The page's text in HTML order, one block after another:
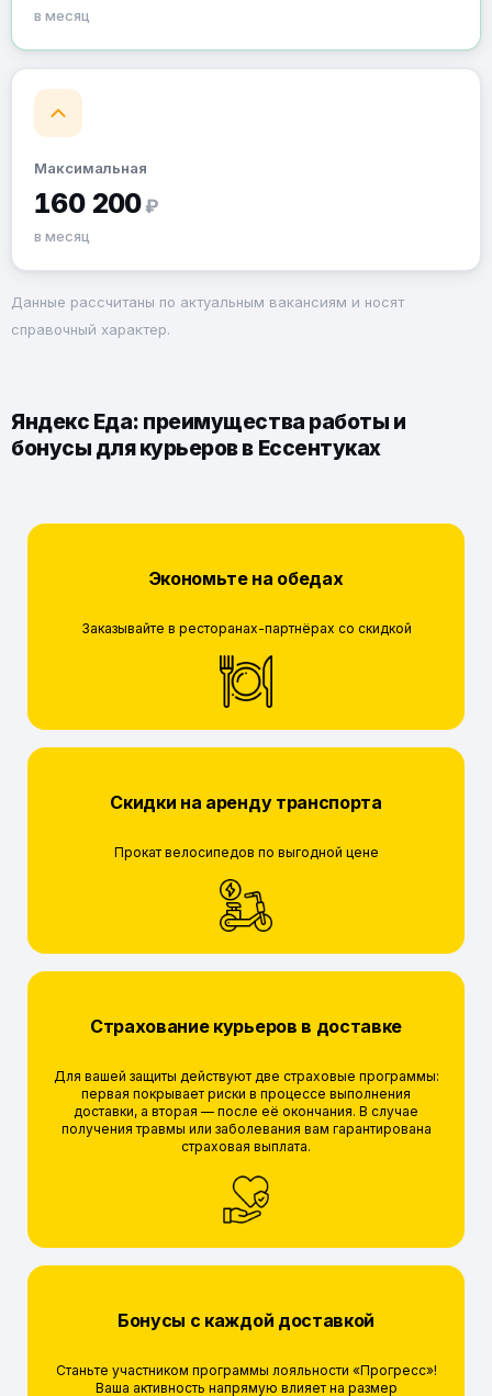
в месяц
Максимальная
160 200 ₽
в месяц
Данные рассчитаны по актуальным вакансиям и носят
справочный характер.
Яндекс Еда: преимущества работы и
бонусы для курьеров в Ессентуках
Экономьте на обедах
Заказывайте в ресторанах-партнёрах со скидкой
Скидки на аренду транспорта
Прокат велосипедов по выгодной цене
Страхование курьеров в доставке
Для вашей защиты действуют две страховые программы:
первая покрывает риски в процессе выполнения
доставки, а вторая — после её окончания. В случае
получения травмы или заболевания вам гарантирована
страховая выплата.
Бонусы с каждой доставкой
Станьте участником программы лояльности «Прогресс»!
Ваша активность напрямую влияет на размер